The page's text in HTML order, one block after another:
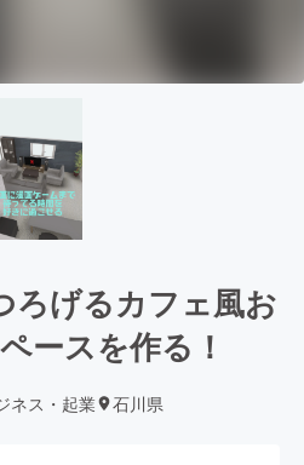
ろげるカフェ風お
ースを作る！
ネス・起業 石川県